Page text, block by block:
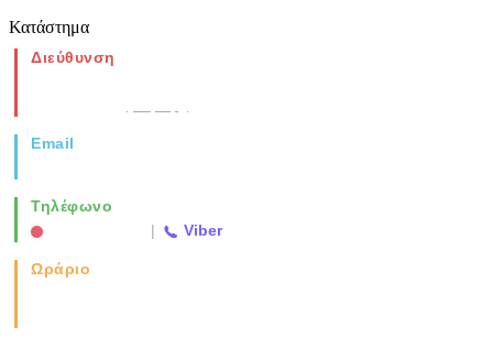
Κατάστημα
Διεύθυνση
Email
Τηλέφωνο
| Viber
Ωράριο